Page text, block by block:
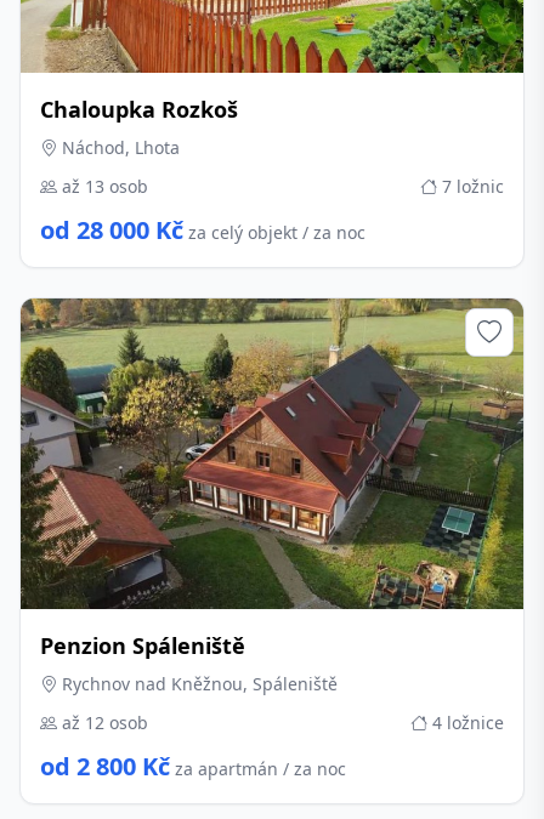
Chaloupka Rozkoš
Náchod, Lhota
až 13 osob
7 ložnic
od 28 000 Kč za celý objekt / za noc
Penzion Spáleniště
Rychnov nad Kněžnou, Spáleniště
až 12 osob
4 ložnice
od 2 800 Kč za apartmán / za noc